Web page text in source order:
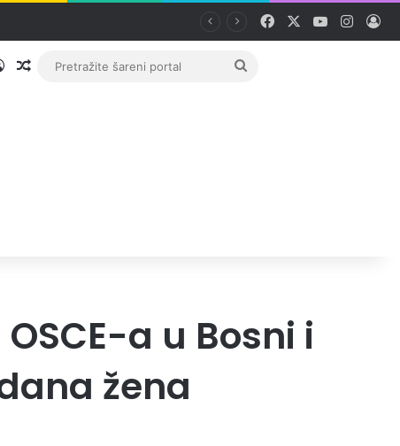
Facebook YouTube
PrijavaRandom članak
Pretražite
a u Bosni i
žena